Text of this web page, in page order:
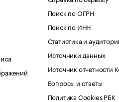
Поиск по ОГРН
Поиск по ИНН
Статистика и
Источники данных
Источник отчетности
Вопросы и ответы
Политика Cookies РБК